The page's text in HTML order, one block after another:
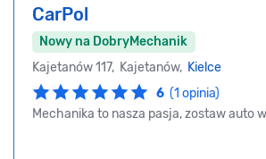
CarPol
Nowy na DobryMechanik
Kajetanów 117, Kajetanów, Kielce
6 (1 opinia)
Mechanika to nasza pasja, zostaw auto